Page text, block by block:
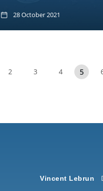
28 October 2021
2 3 4 5
Vincent Lebrun